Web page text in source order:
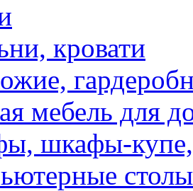
кровати
мебель для
шкафы-купе,
столы